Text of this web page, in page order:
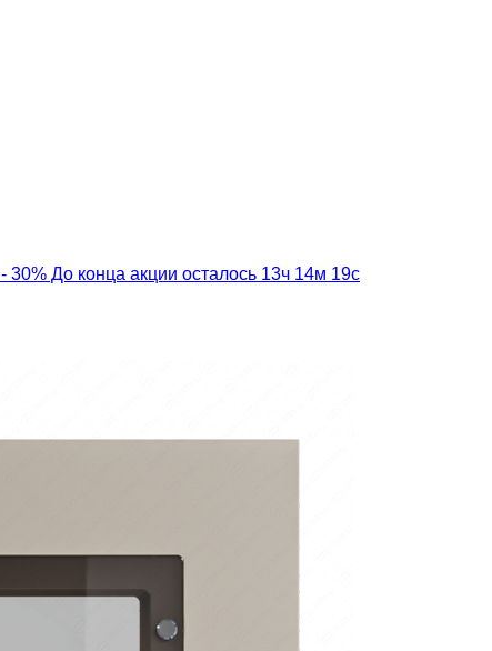
- 30% До конца акции осталось 13ч 14м 17с